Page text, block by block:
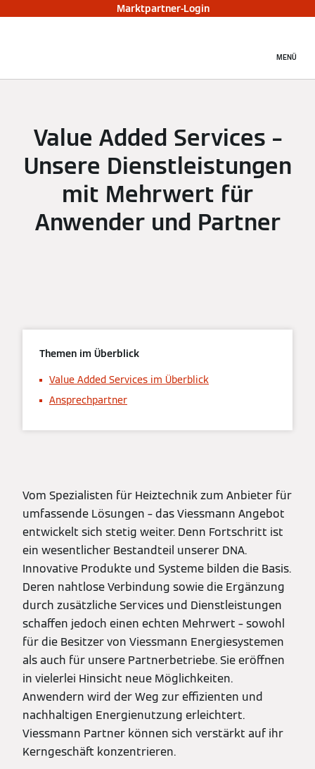
Marktpartner-Login
MENÜ
Value Added Services –
Unsere Dienstleistungen
mit Mehrwert für
Anwender und Partner
Themen im Überblick
Value Added Services im Überblick
Ansprechpartner
Vom Spezialisten für Heiztechnik zum Anbieter für
umfassende Lösungen – das Viessmann Angebot
entwickelt sich stetig weiter. Denn Fortschritt ist
ein wesentlicher Bestandteil unserer DNA.
Innovative Produkte und Systeme bilden die Basis.
Deren nahtlose Verbindung sowie die Ergänzung
durch zusätzliche Services und Dienstleistungen
schaffen jedoch einen echten Mehrwert – sowohl
für die Besitzer von Viessmann Energiesystemen
als auch für unsere Partnerbetriebe. Sie eröffnen
in vielerlei Hinsicht neue Möglichkeiten.
Anwendern wird der Weg zur effizienten und
nachhaltigen Energienutzung erleichtert.
Viessmann Partner können sich verstärkt auf ihr
Kerngeschäft konzentrieren.